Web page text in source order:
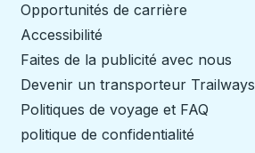
Opportunités de carrière
Accessibilité
Faites de la publicité avec nous
Devenir un transporteur Trailways
Politiques de voyage et FAQ
politique de confidentialité